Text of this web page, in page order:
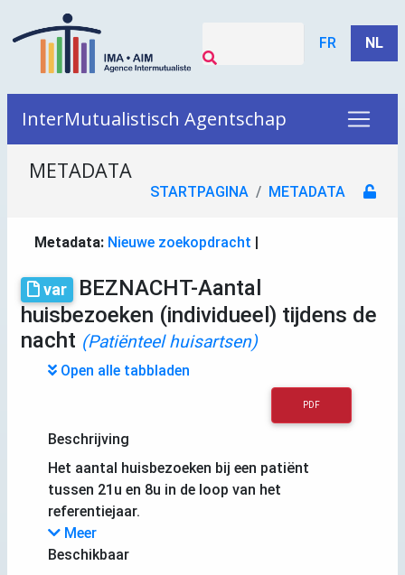
FR NL
InterMutualistisch Agentschap
METADATA
STARTPAGINA METADATA
Metadata: Nieuwe zoekopdracht |
var
BEZNACHT-Aantal
huisbezoeken (individueel) tijdens de
nacht (Patiënteel huisartsen)
Open alle tabbladen
PDF
Beschrijving
Het aantal huisbezoeken bij een patiënt
tussen 21u en 8u in de loop van het
referentiejaar.
Meer
Beschikbaar